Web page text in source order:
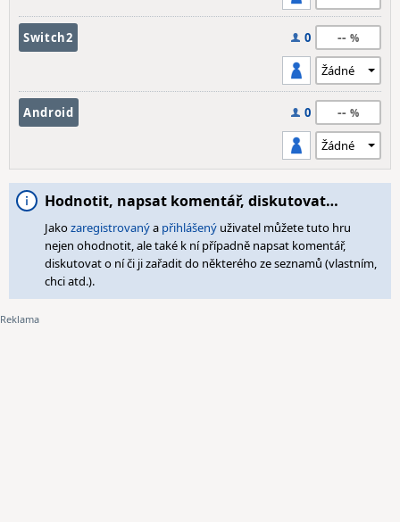
Switch2 0 --
Android 0 --
Hodnotit, napsat komentář, diskutovat…
Jakozaregistrovanýa přihlášený uživatel můžete tuto hru
nejen ohodnotit, ale také k ní případně napsat komentář,
diskutovat o ní či ji zařadit do některého ze seznamů (vlastním,
chci atd.).